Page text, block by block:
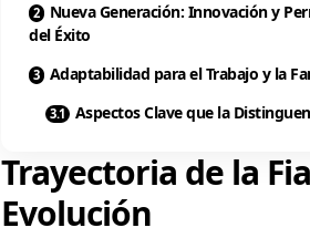
Nueva Generación: Innovación y
del Éxito
Adaptabilidad para el Trabajo y la
Aspectos Clave que la Distinguen
Trayectoria de la
Evolución